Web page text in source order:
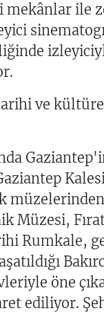
mekânlar ile
ve
Müzesi,
Rumkale,
öne
ediliyor.